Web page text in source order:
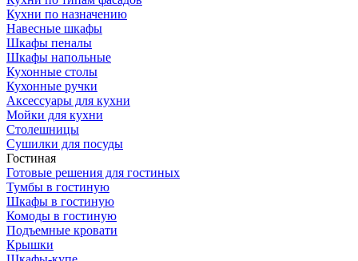
Кухни по назначению
Навесные шкафы
Шкафы пеналы
Шкафы напольные
Кухонные столы
Кухонные ручки
Аксессуары для кухни
Мойки для кухни
Столешницы
Сушилки для посуды
Гостиная
Готовые решения для гостиных
Тумбы в гостиную
Шкафы в гостиную
Комоды в гостиную
Подъемные кровати
Крышки